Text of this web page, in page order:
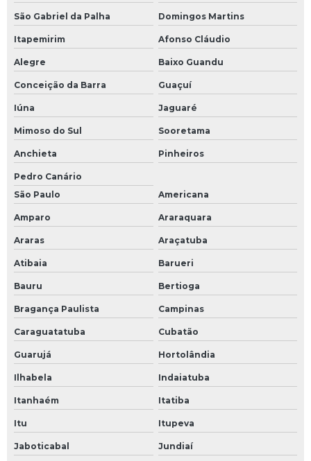
São Gabriel da Palha Domingos Martins
Itapemirim Afonso Cláudio
Alegre Baixo Guandu
Conceição da Barra Guaçuí
Iúna Jaguaré
Mimoso do Sul Sooretama
Anchieta Pinheiros
Pedro Canário
São Paulo
Americana
Amparo Araraquara
Araras Araçatuba
Atibaia Barueri
Bauru Bertioga
Bragança Paulista Campinas
Caraguatatuba Cubatão
Guarujá Hortolândia
Ilhabela Indaiatuba
Itanhaém Itatiba
Itu Itupeva
Jaboticabal Jundiaí